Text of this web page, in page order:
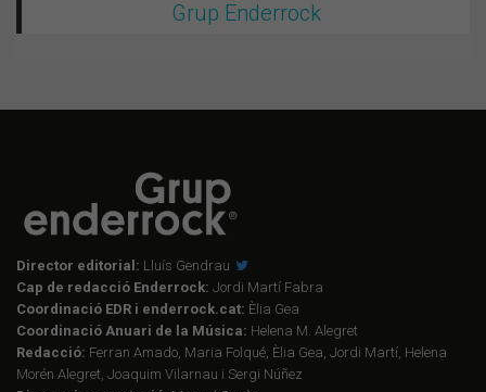
Grup Enderrock
Director editorial: Lluís Gendrau
Cap de redacció Enderrock: Jordi Martí Fabra
Coordinació EDR i enderrock.cat: Èlia Gea
Coordinació Anuari de la Música: Helena M. Alegret
Redacció: Ferran Amado, Maria Folqué, Èlia Gea, Jordi Martí, Helena
Morén Alegret, Joaquim Vilarnau i Sergi Núñez